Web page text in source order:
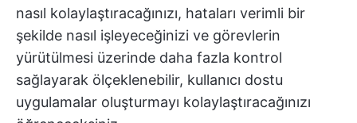
nasıl kolaylaştıracağınızı, hataları verimli bir
şekilde nasıl işleyeceğinizi ve görevlerin
yürütülmesi üzerinde daha fazla kontrol
sağlayarak ölçeklenebilir, kullanıcı dostu
uygulamalar oluşturmayı kolaylaştıracağınızı